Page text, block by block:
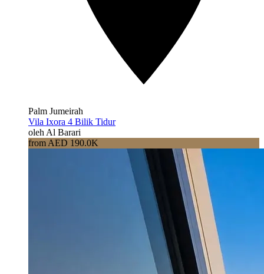
Palm Jumeirah
Vila Ixora 4 Bilik Tidur
oleh Al Barari
from AED 190.0K